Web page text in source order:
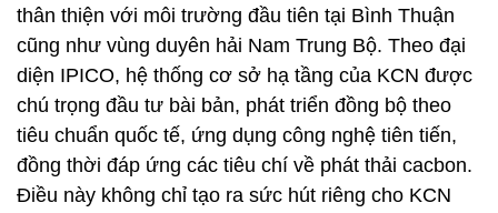
thân thiện với môi trường đầu tiên tại Bình Thuận
cũng như vùng duyên hải Nam Trung Bộ. Theo đại
diện IPICO, hệ thống cơ sở hạ tầng của KCN được
chú trọng đầu tư bài bản, phát triển đồng bộ theo
tiêu chuẩn quốc tế, ứng dụng công nghệ tiên tiến,
đồng thời đáp ứng các tiêu chí về phát thải cacbon.
Điều này không chỉ tạo ra sức hút riêng cho KCN